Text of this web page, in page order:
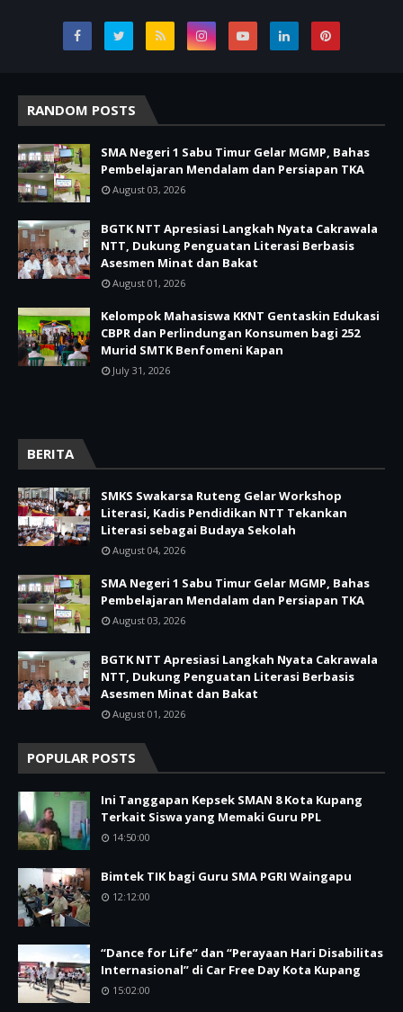
RANDOM POSTS
SMA Negeri 1 Sabu Timur Gelar MGMP, Bahas
Pembelajaran Mendalam dan Persiapan TKA
August 03, 2026
BGTK NTT Apresiasi Langkah Nyata Cakrawala
NTT, Dukung Penguatan Literasi Berbasis
Asesmen Minat dan Bakat
August 01, 2026
Kelompok Mahasiswa KKNT Gentaskin Edukasi
CBPR dan Perlindungan Konsumen bagi 252
Murid SMTK Benfomeni Kapan
July 31, 2026
BERITA
SMKS Swakarsa Ruteng Gelar Workshop
Literasi, Kadis Pendidikan NTT Tekankan
Literasi sebagai Budaya Sekolah
August 04, 2026
SMA Negeri 1 Sabu Timur Gelar MGMP, Bahas
Pembelajaran Mendalam dan Persiapan TKA
August 03, 2026
BGTK NTT Apresiasi Langkah Nyata Cakrawala
NTT, Dukung Penguatan Literasi Berbasis
Asesmen Minat dan Bakat
August 01, 2026
POPULAR POSTS
Ini Tanggapan Kepsek SMAN 8 Kota Kupang
Terkait Siswa yang Memaki Guru PPL
14:50:00
Bimtek TIK bagi Guru SMA PGRI Waingapu
12:12:00
“Dance for Life” dan “Perayaan Hari Disabilitas
Internasional” di Car Free Day Kota Kupang
15:02:00